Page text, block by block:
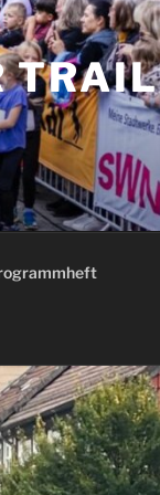
TRAIL